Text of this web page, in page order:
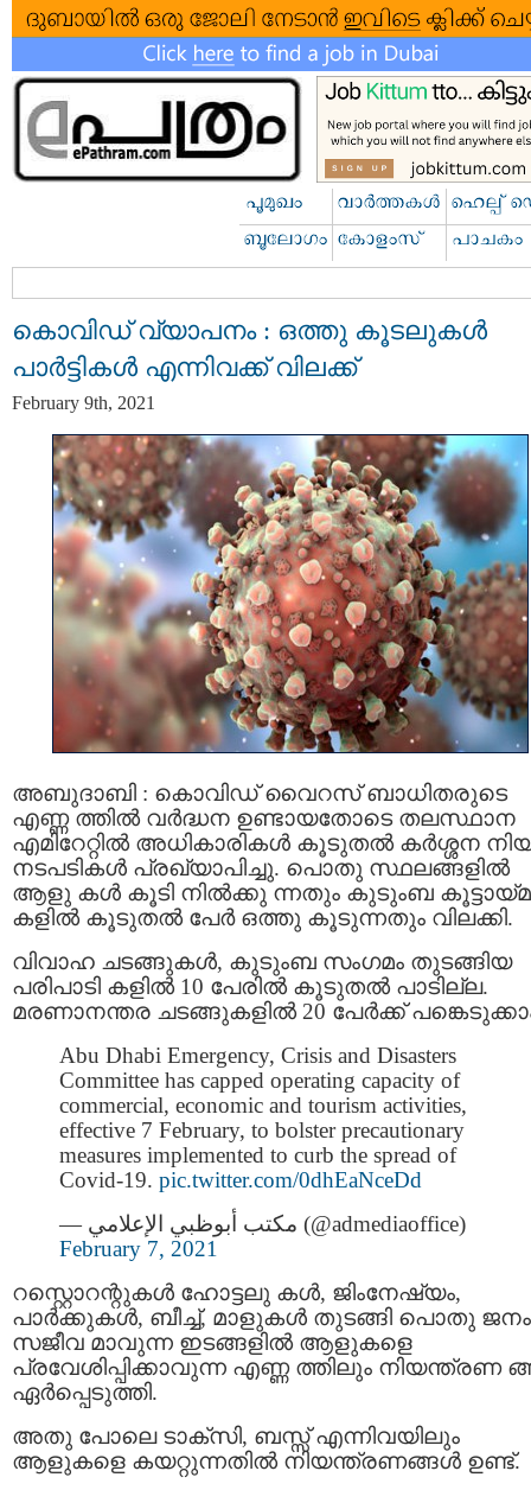
കൊവിഡ് വ്യാപനം : ഒത്തു കൂടലുകള്‍
പാര്‍ട്ടികള്‍ എന്നിവക്ക് വിലക്ക്
February 9th, 2021
അബുദാബി : കൊവിഡ് വൈറസ് ബാധിതരുടെ
എണ്ണ ത്തില്‍ വര്‍ദ്ധന ഉണ്ടായതോടെ തലസ്ഥാന
എമിറേറ്റില്‍ അധികാരികള്‍ കൂടുതല്‍ കര്‍ശ്ശന
നടപടികള്‍ പ്രഖ്യാപിച്ചു. പൊതു സ്ഥലങ്ങളില്‍
ആളു കള്‍ കൂടി നില്‍ക്കു ന്നതും കുടുംബ കൂട്ടായ്മ
കളില്‍ കൂടുതല്‍ പേര്‍ ഒത്തു കൂടുന്നതും വിലക്കി.
വിവാഹ ചടങ്ങുകള്‍, കുടുംബ സംഗമം തുടങ്ങിയ
പരിപാടി കളില്‍ 10 പേരിൽ കൂടുതൽ പാടില്ല.
മരണാനന്തര ചടങ്ങുകളില്‍ 20 പേർക്ക്
Abu Dhabi Emergency, Crisis and Disasters
Committee has capped operating capacity of
commercial, economic and tourism activities,
effective 7 February, to bolster precautionary
measures implemented to curb the spread of
Covid-19. pic.twitter.com/0dhEaNceDd
— مكتب أبوظبي الإعلامي (@admediaoffice)
February 7, 2021
റസ്റ്റൊറന്റുകള്‍ ഹോട്ടലു കൾ, ജിംനേഷ്യം,
പാര്‍ക്കുകള്‍, ബീച്ച്, മാളുകള്‍ തുടങ്ങി പൊതു ജനം
സജീവ മാവുന്ന ഇടങ്ങളില്‍ ആളുകളെ
പ്രവേശിപ്പിക്കാവുന്ന എണ്ണ ത്തിലും നിയന്ത്രണ
ഏര്‍പ്പെടുത്തി.
അതു പോലെ ടാക്‌സി, ബസ്സ് എന്നിവയിലും
ആളുകളെ കയറ്റുന്നതില്‍ നിയന്ത്രണങ്ങള്‍ ഉണ്ട്.